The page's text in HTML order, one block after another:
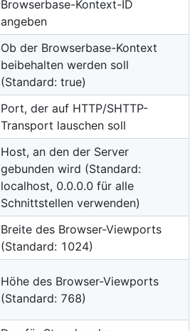
Browserbase-Kontext-ID
angeben
Ob der Browserbase-Kontext
beibehalten werden soll
(Standard: true)
Port, der auf HTTP/SHTTP-
Transport lauschen soll
Host, an den der Server
gebunden wird (Standard:
localhost, 0.0.0.0 für alle
Schnittstellen verwenden)
Breite des Browser-Viewports
(Standard: 1024)
Höhe des Browser-Viewports
(Standard: 768)